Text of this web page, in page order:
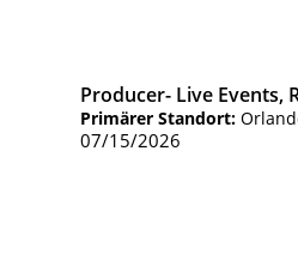
Producer- Live Events,
Primärer Standort:
07/15/2026